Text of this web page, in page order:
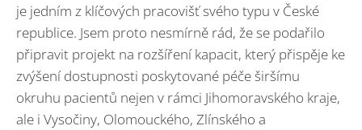
je jedním z klíčových pracovišť svého typu v České
republice. Jsem proto nesmírně rád, že se podařilo
připravit projekt na rozšíření kapacit, který přispěje ke
zvýšení dostupnosti poskytované péče širšímu
okruhu pacientů nejen v rámci Jihomoravského kraje,
ale i Vysočiny, Olomouckého, Zlínského a